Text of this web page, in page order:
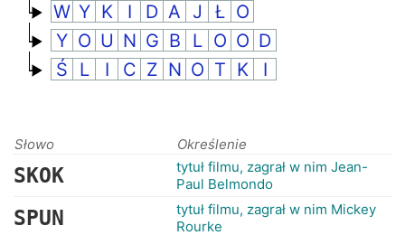
W Y K I D A J Ł O
Y O U N G B L O O D
Ś
L I C Z N O T K I
Słowo Określenie
SKOK
tytuł filmu, zagrał w nim Jean-
Paul Belmondo
SPUN
tytuł filmu, zagrał w nim Mickey
Rourke